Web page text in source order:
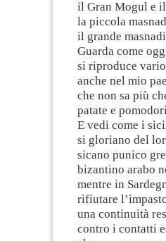
il Gran Mogul e
la piccola
il grande
Guarda come
si riproduce
anche nel mio
che non sa più
patate e
E vedi come i
si gloriano del
sicano punico
bizantino arabo
mentre in
rifiutare
una continuità
contro i contatti